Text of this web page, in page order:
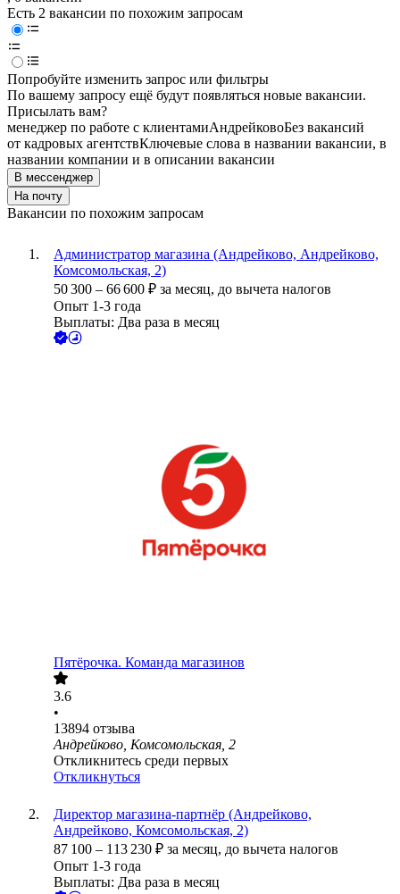
Есть 2 вакансии по похожим запросам
Попробуйте изменить запрос или фильтры
По вашему запросу ещё будут появляться новые вакансии.
Присылать вам?
менеджер по работе с клиентамиАндрейковоБез вакансий
от кадровых агентствКлючевые слова в названии вакансии, в
названии компании и в описании вакансии
В мессенджер
На почту
Вакансии по похожим запросам
Администратор магазина (Андрейково, Андрейково,
Комсомольская, 2)
50 300 – 66 600 ₽ за месяц, до вычета налогов
Опыт 1-3 года
Выплаты: Два раза в месяц
Пятёрочка. Команда магазинов
3.6
•
13894 отзыва
Андрейково, Комсомольская, 2
Откликнитесь среди первых
Откликнуться
Директор магазина-партнёр (Андрейково,
Андрейково, Комсомольская, 2)
87 100 – 113 230 ₽ за месяц, до вычета налогов
Опыт 1-3 года
Выплаты: Два раза в месяц